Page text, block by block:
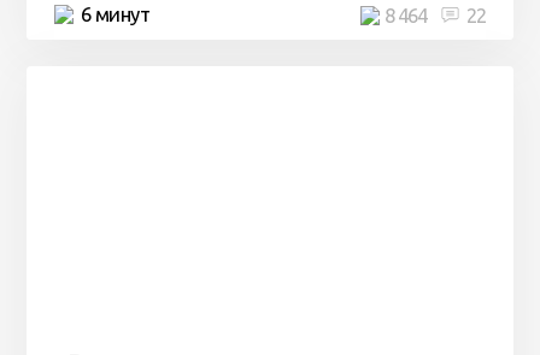
6 минут 22
8 464